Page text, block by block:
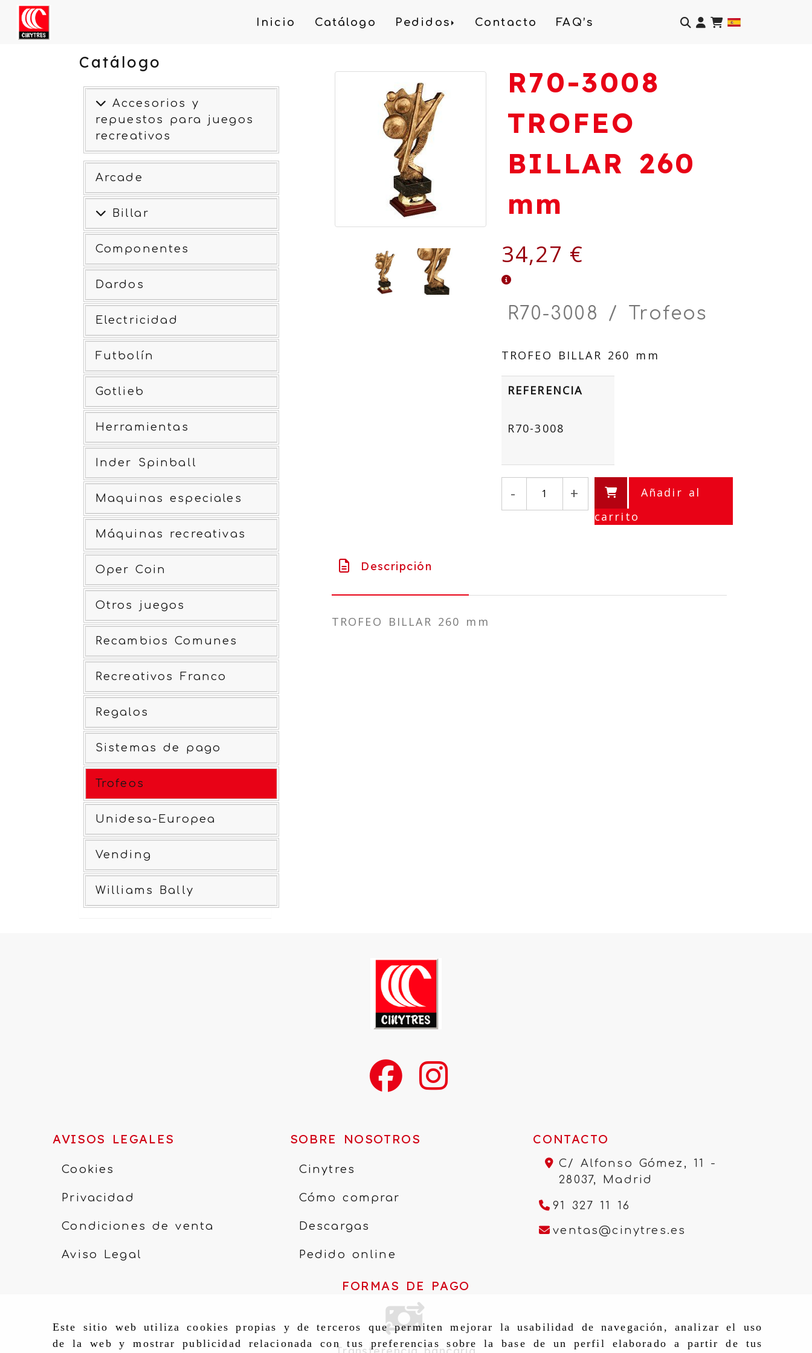
Este sitio web utiliza cookies propias y de terceros que permiten mejorar la usabilidad de navegación, analizar el uso
de la web y mostrar publicidad relacionada con tus preferencias sobre la base de un perfil elaborado a partir de tus
Inicio Catálogo Pedidos Contacto FAQ’s Identifícate
Catálogo
Accesorios y
repuestos para juegos
recreativos
Arcade
Billar
Componentes
Dardos
Electricidad
Futbolín
Gotlieb
Herramientas
Inder Spinball
Maquinas especiales
Máquinas recreativas
Oper Coin
Otros juegos
Recambios Comunes
Recreativos Franco
Regalos
Sistemas de pago
Trofeos
Unidesa-Europea
Vending
Williams Bally
R70-3008
TROFEO
BILLAR 260
mm
34,27 €
R70-3008 / Trofeos
TROFEO BILLAR 260 mm
REFERENCIA
R70-3008
- +
Añadir al
carrito
Descripción
TROFEO BILLAR 260 mm
AVISOS LEGALES
Cookies
Privacidad
Condiciones de venta
Aviso Legal
SOBRE NOSOTROS
Cinytres
Cómo comprar
Descargas
Pedido online
CONTACTO
C/ Alfonso Gómez, 11 -
28037, Madrid
91 327 11 16
ventas cinytres.es
FORMAS DE PAGO